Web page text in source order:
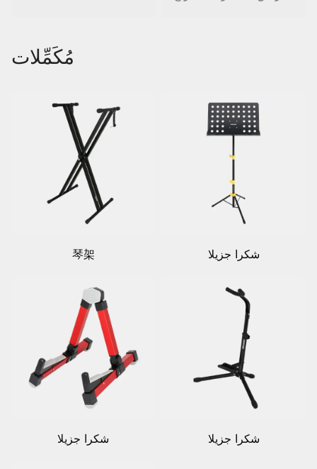
مُكَمِّلات
琴架 شكرا جزيلا
شكرا جزيلا شكرا جزيلا